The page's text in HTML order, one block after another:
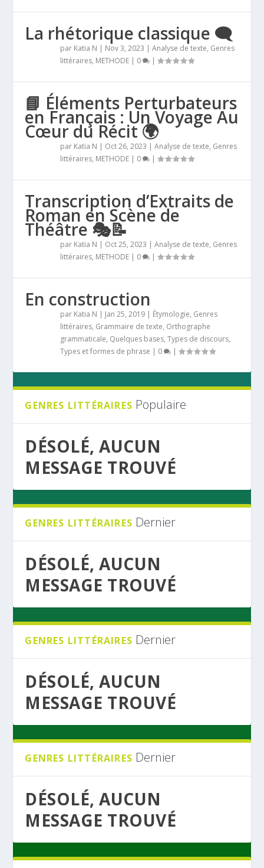
La rhétorique classique 🗨️
par Katia N | Nov 3, 2023 |Analyse de texte, Genres
littéraires, METHODE | 0 |
📘 Éléments Perturbateurs
en Français : Un Voyage Au
Cœur du Récit 🌍
par Katia N | Oct 26, 2023 |Analyse de texte, Genres
littéraires, METHODE | 0 |
Transcription d’Extraits de
Roman en Scène de
Théâtre 🎭📝
par Katia N | Oct 25, 2023 |Analyse de texte, Genres
littéraires, METHODE | 0 |
En construction
par Katia N | Jan 25, 2019 | Étymologie, Genres
littéraires, Grammaire de texte, Orthographe
grammaticale, Quelques bases,Types de discours,
Types et formes de phrase | 0 |
GENRES LITTÉRAIRES Populaire
DÉSOLÉ, AUCUN
MESSAGE TROUVÉ
GENRES LITTÉRAIRES Dernier
DÉSOLÉ, AUCUN
MESSAGE TROUVÉ
GENRES LITTÉRAIRES Dernier
DÉSOLÉ, AUCUN
MESSAGE TROUVÉ
GENRES LITTÉRAIRES Dernier
DÉSOLÉ, AUCUN
MESSAGE TROUVÉ